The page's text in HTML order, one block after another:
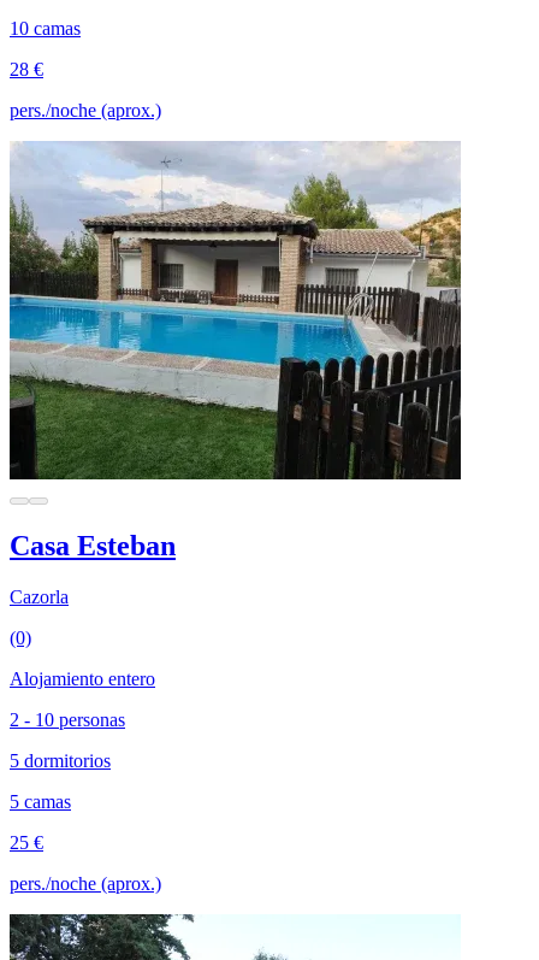
10 camas
28 €
pers./noche (aprox.)
Casa Esteban
Cazorla
(0)
Alojamiento entero
2 - 10 personas
5 dormitorios
5 camas
25 €
pers./noche (aprox.)